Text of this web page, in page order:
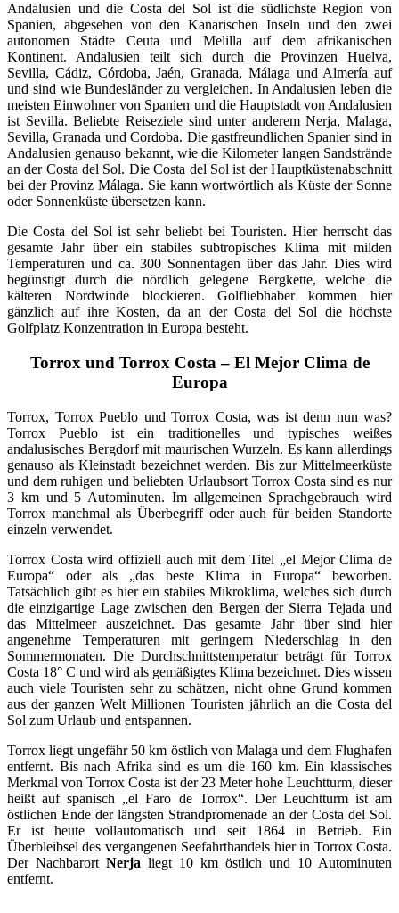
Andalusien und die Costa del Sol ist die südlichste Region von
Spanien, abgesehen von den Kanarischen Inseln und den zwei
autonomen Städte Ceuta und Melilla auf dem afrikanischen
Kontinent. Andalusien teilt sich durch die Provinzen Huelva,
Sevilla, Cádiz, Córdoba, Jaén, Granada, Málaga und Almería auf
und sind wie Bundesländer zu vergleichen. In Andalusien leben die
meisten Einwohner von Spanien und die Hauptstadt von Andalusien
ist Sevilla. Beliebte Reiseziele sind unter anderem Nerja, Malaga,
Sevilla, Granada und Cordoba. Die gastfreundlichen Spanier sind in
Andalusien genauso bekannt, wie die Kilometer langen Sandstrände
an der Costa del Sol. Die Costa del Sol ist der Hauptküstenabschnitt
bei der Provinz Málaga. Sie kann wortwörtlich als Küste der Sonne
oder Sonnenküste übersetzen kann.
Die Costa del Sol ist sehr beliebt bei Touristen. Hier herrscht das
gesamte Jahr über ein stabiles subtropisches Klima mit milden
Temperaturen und ca. 300 Sonnentagen über das Jahr. Dies wird
begünstigt durch die nördlich gelegene Bergkette, welche die
kälteren Nordwinde blockieren. Golfliebhaber kommen hier
gänzlich auf ihre Kosten, da an der Costa del Sol die höchste
Golfplatz Konzentration in Europa besteht.
Torrox und Torrox Costa – El Mejor Clima de
Europa
Torrox, Torrox Pueblo und Torrox Costa, was ist denn nun was?
Torrox Pueblo ist ein traditionelles und typisches weißes
andalusisches Bergdorf mit maurischen Wurzeln. Es kann allerdings
genauso als Kleinstadt bezeichnet werden. Bis zur Mittelmeerküste
und dem ruhigen und beliebten Urlaubsort Torrox Costa sind es nur
3 km und 5 Autominuten. Im allgemeinen Sprachgebrauch wird
Torrox manchmal als Überbegriff oder auch für beiden Standorte
einzeln verwendet.
Torrox Costa wird offiziell auch mit dem Titel „el Mejor Clima de
Europa“ oder als „das beste Klima in Europa“ beworben.
Tatsächlich gibt es hier ein stabiles Mikroklima, welches sich durch
die einzigartige Lage zwischen den Bergen der Sierra Tejada und
das Mittelmeer auszeichnet. Das gesamte Jahr über sind hier
angenehme Temperaturen mit geringem Niederschlag in den
Sommermonaten. Die Durchschnittstemperatur beträgt für Torrox
Costa 18° C und wird als gemäßigtes Klima bezeichnet. Dies wissen
auch viele Touristen sehr zu schätzen, nicht ohne Grund kommen
aus der ganzen Welt Millionen Touristen jährlich an die Costa del
Sol zum Urlaub und entspannen.
Torrox liegt ungefähr 50 km östlich von Malaga und dem Flughafen
entfernt. Bis nach Afrika sind es um die 160 km. Ein klassisches
Merkmal von Torrox Costa ist der 23 Meter hohe Leuchtturm, dieser
heißt auf spanisch „el Faro de Torrox“. Der Leuchtturm ist am
östlichen Ende der längsten Strandpromenade an der Costa del Sol.
Er ist heute vollautomatisch und seit 1864 in Betrieb. Ein
Überbleibsel des vergangenen Seefahrthandels hier in Torrox Costa.
Der Nachbarort Nerja liegt 10 km östlich und 10 Autominuten
entfernt.